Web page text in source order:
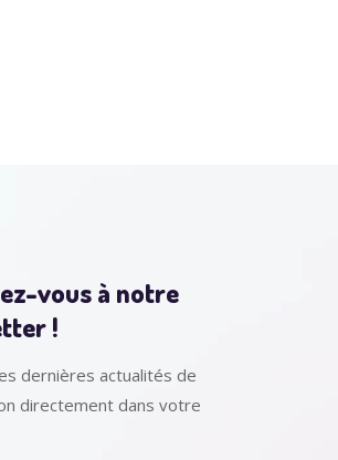
vous à notre
!
dernières actualités de
directement dans votre